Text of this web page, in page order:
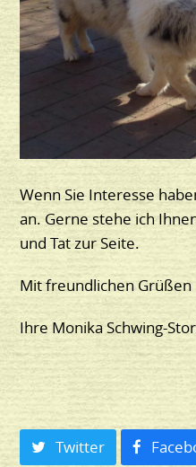
Wenn Sie Interesse
an. Gerne stehe ich
und Tat zur Seite.
Mit freundlichen Grüßen
Ihre Monika Schwing-
Twitter